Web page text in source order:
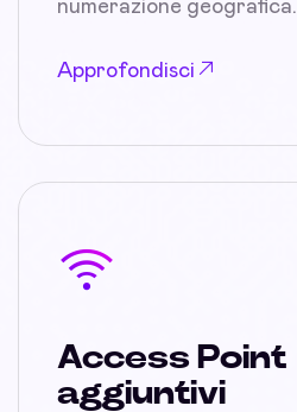
numerazione geografica.
Approfondisci
Access Point
aggiuntivi